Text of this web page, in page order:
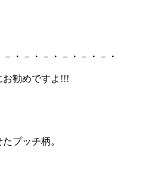
・－・－・－・－・－・
お勧めですよ!!!
プッチ柄。